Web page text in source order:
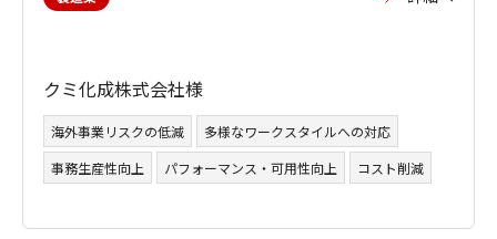
クミ化成株式会社様
海外事業リスクの低減
多様なワークスタイルへの対応
事務生産性向上
パフォーマンス・可用性向上 コスト削減